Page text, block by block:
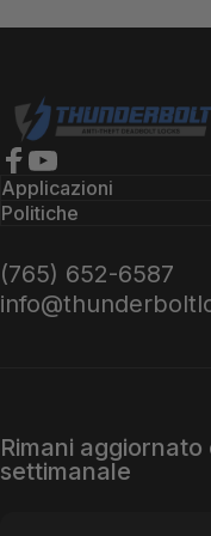
Serrature Thunderbolt
Facebook
YouTube
Applicazioni
Politiche
(765) 652-6587
Rimani
settimanale